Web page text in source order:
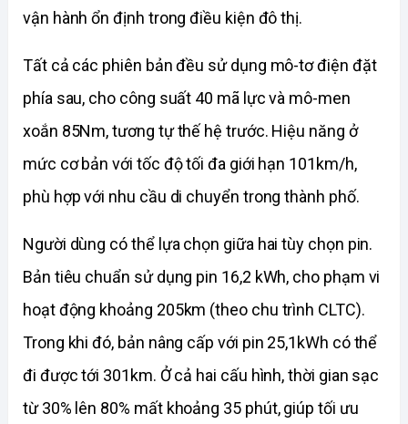
vận hành ổn định trong điều kiện đô thị.
Tất cả các phiên bản đều sử dụng mô-tơ điện đặt
phía sau, cho công suất 40 mã lực và mô-men
xoắn 85Nm, tương tự thế hệ trước. Hiệu năng ở
mức cơ bản với tốc độ tối đa giới hạn 101km/h,
phù hợp với nhu cầu di chuyển trong thành phố.
Người dùng có thể lựa chọn giữa hai tùy chọn pin.
Bản tiêu chuẩn sử dụng pin 16,2 kWh, cho phạm vi
hoạt động khoảng 205km (theo chu trình CLTC).
Trong khi đó, bản nâng cấp với pin 25,1kWh có thể
đi được tới 301km. Ở cả hai cấu hình, thời gian sạc
từ 30% lên 80% mất khoảng 35 phút, giúp tối ưu